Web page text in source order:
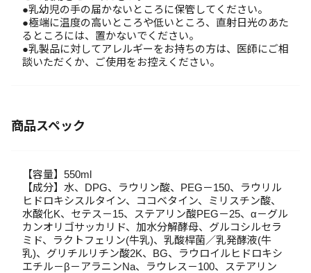
●乳幼児の手の届かないところに保管してください。
●極端に温度の高いところや低いところ、直射日光のあた
るところには、置かないでください。
●乳製品に対してアレルギーをお持ちの方は、医師にご相
談いただくか、ご使用をお控えください。
商品スペック
【容量】550ml
【成分】水、DPG、ラウリン酸、PEG－150、ラウリル
ヒドロキシスルタイン、ココベタイン、ミリスチン酸、
水酸化K、セテス－15、ステアリン酸PEG－25、α－グル
カンオリゴサッカリド、加水分解酵母、グルコシルセラ
ミド、ラクトフェリン(牛乳)、乳酸桿菌／乳発酵液(牛
乳)、グリチルリチン酸2K、BG、ラウロイルヒドロキシ
エチル－β－アラニンNa、ラウレス－100、ステアリン